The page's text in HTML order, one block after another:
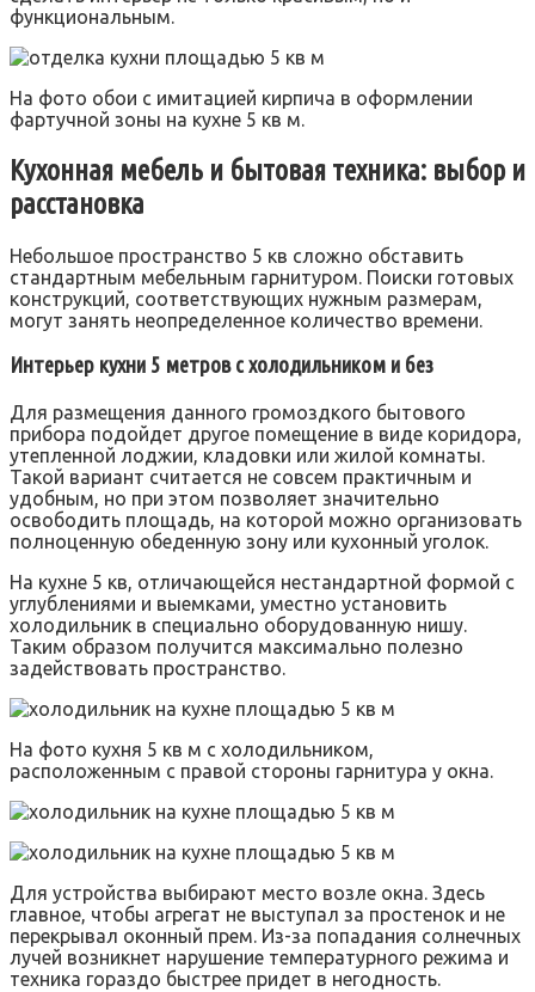
функциональным.
На фото обои с имитацией кирпича в оформлении
фартучной зоны на кухне 5 кв м.
Кухонная мебель и бытовая техника: выбор и
расстановка
Небольшое пространство 5 кв сложно обставить
стандартным мебельным гарнитуром. Поиски готовых
конструкций, соответствующих нужным размерам,
могут занять неопределенное количество времени.
Интерьер кухни 5 метров с холодильником и без
Для размещения данного громоздкого бытового
прибора подойдет другое помещение в виде коридора,
утепленной лоджии, кладовки или жилой комнаты.
Такой вариант считается не совсем практичным и
удобным, но при этом позволяет значительно
освободить площадь, на которой можно организовать
полноценную обеденную зону или кухонный уголок.
На кухне 5 кв, отличающейся нестандартной формой с
углублениями и выемками, уместно установить
холодильник в специально оборудованную нишу.
Таким образом получится максимально полезно
задействовать пространство.
На фото кухня 5 кв м с холодильником,
расположенным с правой стороны гарнитура у окна.
Для устройства выбирают место возле окна. Здесь
главное, чтобы агрегат не выступал за простенок и не
перекрывал оконный прем. Из-за попадания солнечных
лучей возникнет нарушение температурного режима и
техника гораздо быстрее придет в негодность.